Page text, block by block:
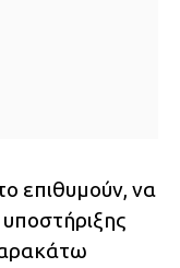
επιθυμούν, να